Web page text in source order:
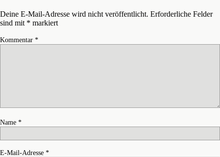
Deine E-Mail-Adresse wird nicht veröffentlicht. Erforderliche Felder
sind mit * markiert
Kommentar *
Name *
E-Mail-Adresse *